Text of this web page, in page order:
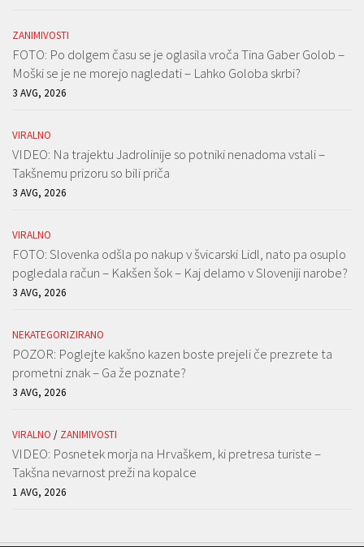
ZANIMIVOSTI
FOTO: Po dolgem času se je oglasila vroča Tina Gaber Golob –
Moški se je ne morejo nagledati – Lahko Goloba skrbi?
3 AVG, 2026
VIRALNO
VIDEO: Na trajektu Jadrolinije so potniki nenadoma vstali –
Takšnemu prizoru so bili priča
3 AVG, 2026
VIRALNO
FOTO: Slovenka odšla po nakup v švicarski Lidl, nato pa osuplo
pogledala račun – Kakšen šok – Kaj delamo v Sloveniji narobe?
3 AVG, 2026
NEKATEGORIZIRANO
POZOR: Poglejte kakšno kazen boste prejeli če prezrete ta
prometni znak – Ga že poznate?
3 AVG, 2026
VIRALNO / ZANIMIVOSTI
VIDEO: Posnetek morja na Hrvaškem, ki pretresa turiste –
Takšna nevarnost preži na kopalce
1 AVG, 2026